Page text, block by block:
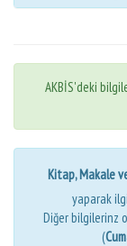
AKBİS'deki
Kitap, Makale
yaparak
Diğer bilgilerinz
(